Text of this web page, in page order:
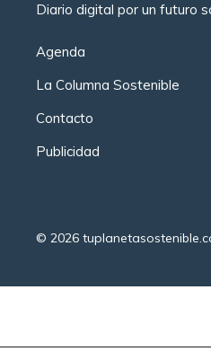
Diario digital por un futuro
Agenda
La Columna Sostenible
Contacto
Publicidad
© 2026